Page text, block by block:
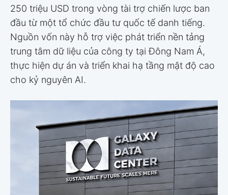
250 triệu USD trong vòng tài trợ chiến lược ban
đầu từ một tổ chức đầu tư quốc tế danh tiếng.
Nguồn vốn này hỗ trợ việc phát triển nền tảng
trung tâm dữ liệu của công ty tại Đông Nam Á,
thực hiện dự án và triển khai hạ tầng mật độ cao
cho kỷ nguyên AI.